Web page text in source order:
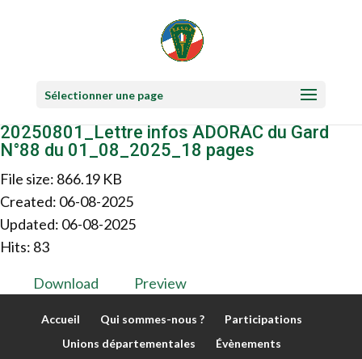
Sélectionner une page
20250801_Lettre infos ADORAC du Gard
N°88 du 01_08_2025_18 pages
File size: 866.19 KB
Created: 06-08-2025
Updated: 06-08-2025
Hits: 83
Download Preview
Accueil Qui sommes-nous ?
Participations
Unions départementales
Évènements